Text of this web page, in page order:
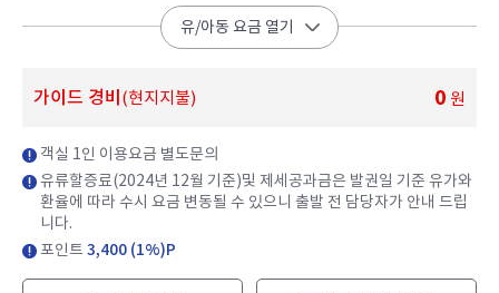
유/아동 요금 열기
가이드 경비 (현지지불) 0 원
객실 1인 이용요금 별도문의
유류할증료(2024년 12월 기준)및 제세공과금은 발권일 기준 유가와
환율에 따라 수시 요금 변동될 수 있으니 출발 전 담당자가 안내 드립
니다.
포인트 3,400 (1%)P